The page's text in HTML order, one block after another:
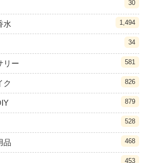
30
水 1,494
34
リー 581
ク 826
879
528
品 468
453